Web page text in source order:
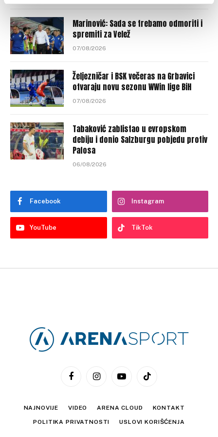
Marinović: Sada se trebamo odmoriti i
spremiti za Velež
07/08/2026
Željezničar i BSK večeras na Grbavici
otvaraju novu sezonu WWin lige BiH
07/08/2026
Tabaković zablistao u evropskom
debiju i donio Salzburgu pobjedu protiv
Pafosa
06/08/2026
Facebook Instagram
YouTube TikTok
FacebookInstagramYouTubeTikTok
NAJNOVIJE VIDEO ARENA CLOUD KONTAKT
POLITIKA PRIVATNOSTI USLOVI KORIŠĆENJA